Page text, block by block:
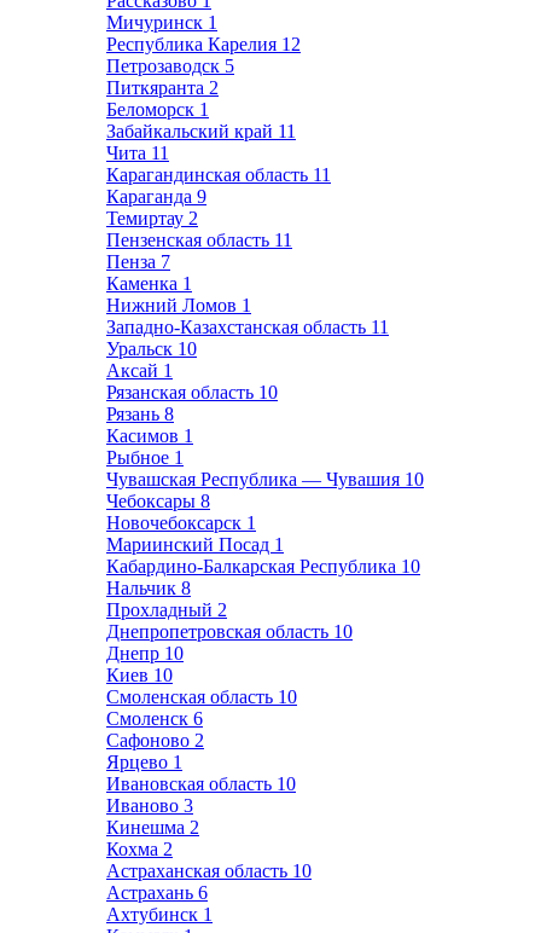
Мичуринск 1
Республика Карелия 12
Петрозаводск 5
Питкяранта 2
Беломорск 1
Забайкальский край 11
Чита 11
Карагандинская область 11
Караганда 9
Темиртау 2
Пензенская область 11
Пенза 7
Каменка 1
Нижний Ломов 1
Западно-Казахстанская область 11
Уральск 10
Аксай 1
Рязанская область 10
Рязань 8
Касимов 1
Рыбное 1
Чувашская Республика — Чувашия 10
Чебоксары 8
Новочебоксарск 1
Мариинский Посад 1
Кабардино-Балкарская Республика 10
Нальчик 8
Прохладный 2
Днепропетровская область 10
Днепр 10
Киев 10
Смоленская область 10
Смоленск 6
Сафоново 2
Ярцево 1
Ивановская область 10
Иваново 3
Кинешма 2
Кохма 2
Астраханская область 10
Астрахань 6
Ахтубинск 1